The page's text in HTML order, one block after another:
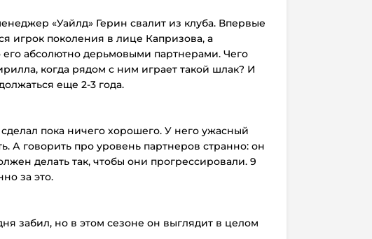
«Уайлд» Герин свалит из клуба. Впервые
игрок поколения в лице Капризова, а
его абсолютно дерьмовыми партнерами. Чего
когда рядом с ним играет такой шлак? И
еще 2-3 года.
пока ничего хорошего. У него ужасный
А говорить про уровень партнеров странно: он
делать так, чтобы они прогрессировали. 9
за это.
забил, но в этом сезоне он выглядит в целом